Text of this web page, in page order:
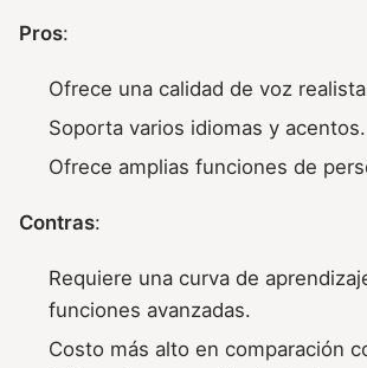
Pros:
Ofrece una calidad de voz
Soporta varios idiomas y acentos.
Ofrece amplias funciones de
Contras:
Requiere una curva de
funciones avanzadas.
Costo más alto en comparación